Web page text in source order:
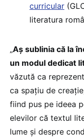
curricular
literatura
„Aș sublinia că la
un modul dedicat
văzută ca
ca spațiu de
fiind pus pe ideea
elevilor că textul
lume și despre